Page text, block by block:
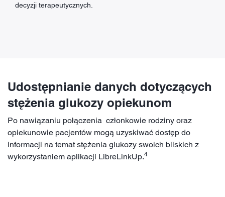
decyzji terapeutycznych.
Udostępnianie danych dotyczących
stężenia glukozy opiekunom
Po nawiązaniu połączenia członkowie rodziny oraz
opiekunowie pacjentów mogą uzyskiwać dostęp do
informacji na temat stężenia glukozy swoich bliskich z
wykorzystaniem aplikacji LibreLinkUp.4